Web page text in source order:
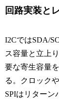
回路実装と
I2CではSDA/
ス容量と立上
要な寄生容量
る。クロック
SPIはリターン